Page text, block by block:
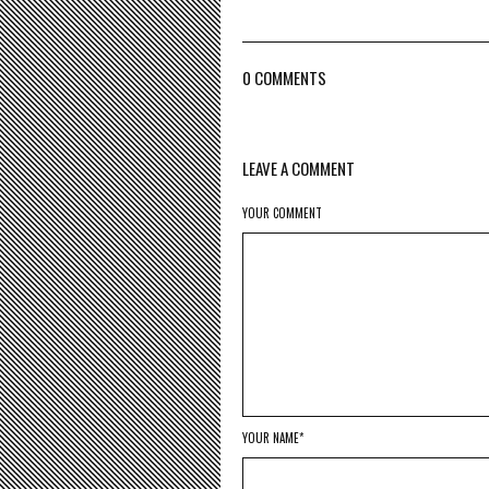
0 COMMENTS
LEAVE A COMMENT
YOUR COMMENT
YOUR NAME*